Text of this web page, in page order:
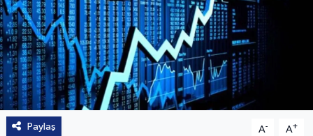
Paylaş A- A+